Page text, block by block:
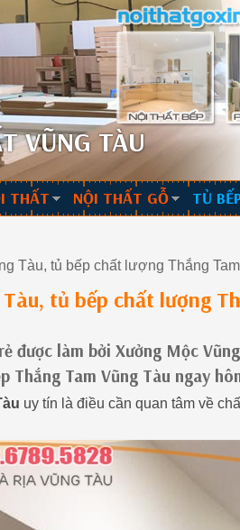
VŨNG TÀU
THẤT NỘI THẤT GỖ TỦ
Tàu, tủ bếp chất lượng Thắng
tủ bếp chất lượng
được làm bởi Xưởng Mộc
Thắng Tam Vũng Tàu ngay
uy tín là điều cần quan tâm về